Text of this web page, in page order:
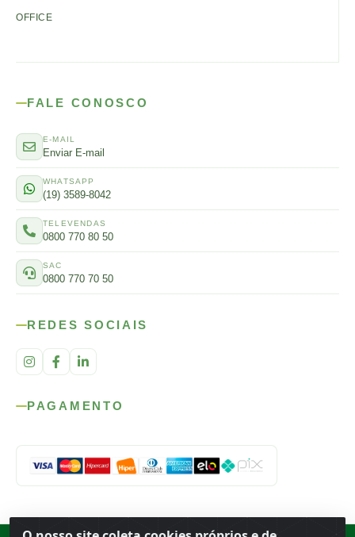
OFFICE
FALE CONOSCO
E-MAIL
Enviar E-mail
WHATSAPP
(19) 3589-8042
TELEVENDAS
0800 770 80 50
SAC
0800 770 70 50
REDES SOCIAIS
PAGAMENTO